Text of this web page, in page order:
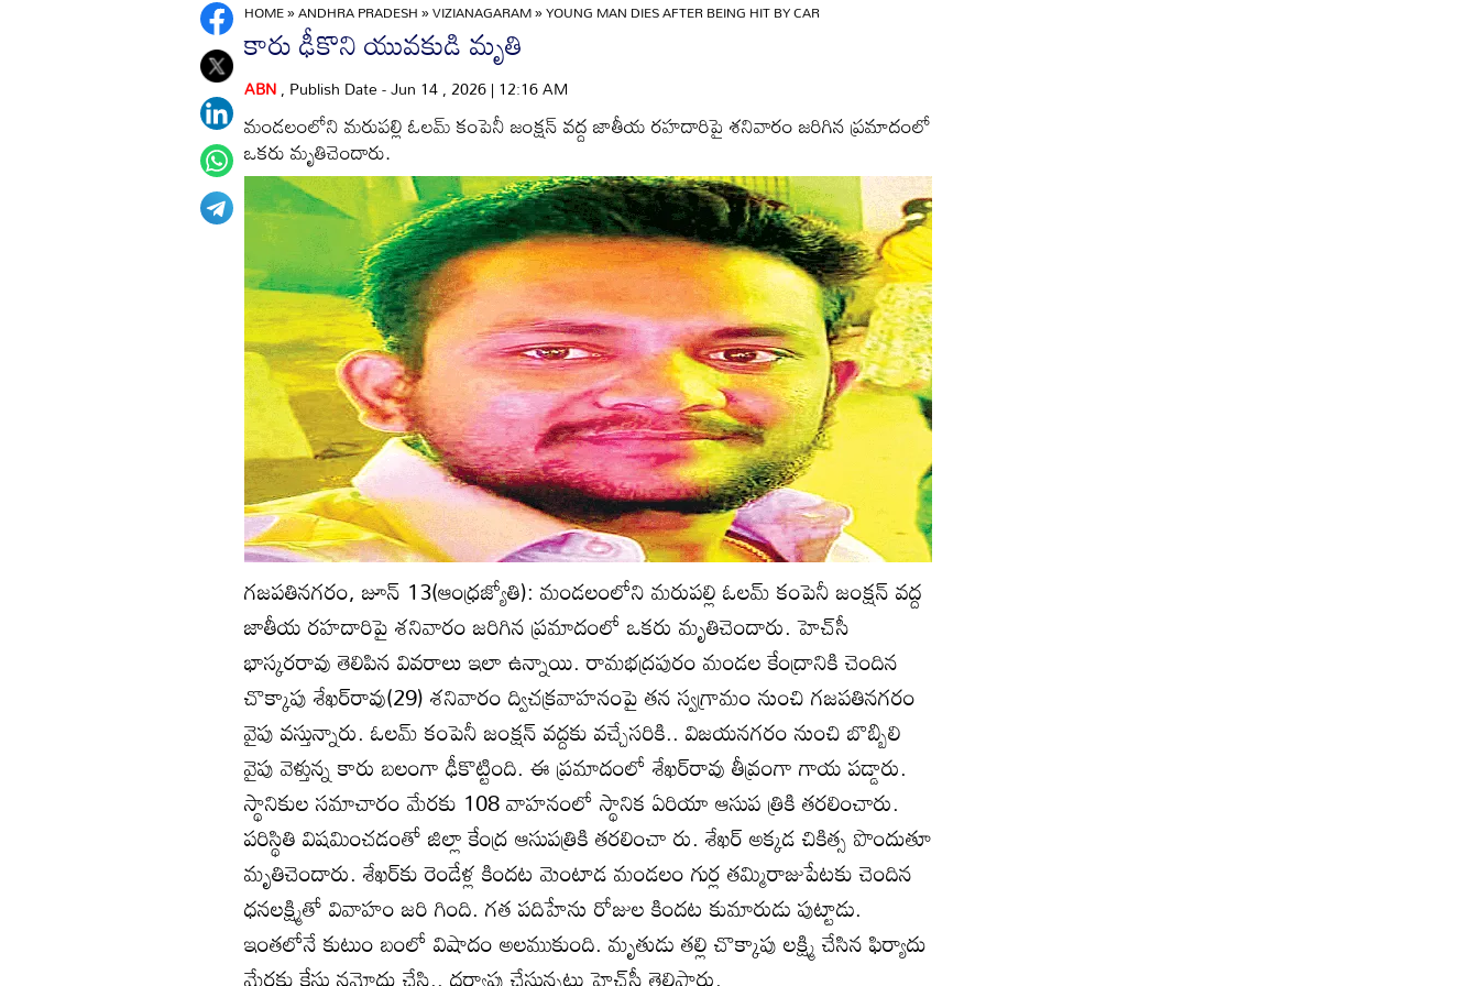
HOME»ANDHRA PRADESH»VIZIANAGARAM»YOUNG MAN DIES AFTER BEING HIT BY CAR
కారు ఢీకొని యువకుడి మృతి
ABN, Publish Date - Jun 14 , 2026 | 12:16 AM
మండలంలోని మరుపల్లి ఓలమ్‌ కంపెనీ జంక్షన్‌ వద్ద జాతీయ రహదారిపై శనివారం జరిగిన ప్రమాదంలో
ఒకరు మృతిచెందారు.
గజపతినగరం, జూన్‌ 13(ఆంధ్రజ్యోతి): మండలంలోని మరుపల్లి ఓలమ్‌ కంపెనీ జంక్షన్‌ వద్ద
జాతీయ రహదారిపై శనివారం జరిగిన ప్రమాదంలో ఒకరు మృతిచెందారు. హెచ్‌సీ
భాస్కరరావు తెలిపిన వివరాలు ఇలా ఉన్నాయి. రామభద్రపురం మండల కేంద్రానికి చెందిన
చొక్కాపు శేఖర్‌రావు(29) శనివారం ద్విచక్రవాహనంపై తన స్వగ్రామం నుంచి గజపతినగరం
వైపు వస్తున్నారు. ఓలమ్‌ కంపెనీ జంక్షన్‌ వద్దకు వచ్చేసరికి.. విజయనగరం నుంచి బొబ్బిలి
వైపు వెళ్తున్న కారు బలంగా ఢీకొట్టింది. ఈ ప్రమాదంలో శేఖర్‌రావు తీవ్రంగా గాయ పడ్డారు.
స్థానికుల సమాచారం మేరకు 108 వాహనంలో స్థానిక ఏరియా ఆసుప త్రికి తరలించారు.
పరిస్థితి విషమించడంతో జిల్లా కేంద్ర ఆసుపత్రికి తరలించా రు. శేఖర్‌ అక్కడ చికిత్స పొందుతూ
మృతిచెందారు. శేఖర్‌కు రెండేళ్ల కిందట మెంటాడ మండలం గుర్ల తమ్మిరాజుపేటకు చెందిన
ధనలక్ష్మితో వివాహం జరి గింది. గత పదిహేను రోజుల కిందట కుమారుడు పుట్టాడు.
ఇంతలోనే కుటుం బంలో విషాదం అలముకుంది. మృతుడు తల్లి చొక్కాపు లక్ష్మి చేసిన ఫిర్యాదు